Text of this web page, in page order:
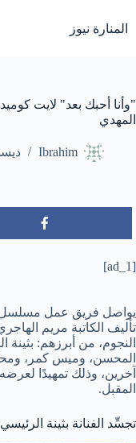
إلى
المحتوى
المنارة نيوز
"وأنا أحبك بعد" لايت
المهدي
Ibrahim ديسمبر
[ad_1]
يواصل فريق عمل مسلسل
تأليف الكاتبة مريم
النجوم، من أبرزهم:
المحسن، وميس كمر،
آخرين، وذلك تمهيدًا
المقبل.
تجسِّد الفنانة بثينة